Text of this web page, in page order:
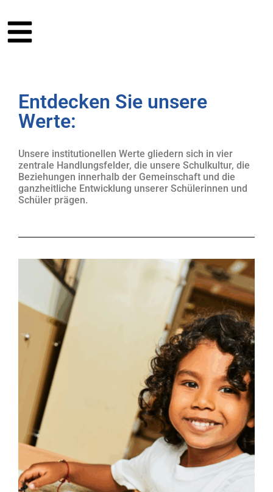
Entdecken Sie unsere
Werte:
Unsere institutionellen Werte gliedern sich in vier
zentrale Handlungsfelder, die unsere Schulkultur, die
Beziehungen innerhalb der Gemeinschaft und die
ganzheitliche Entwicklung unserer Schülerinnen und
Schüler prägen.